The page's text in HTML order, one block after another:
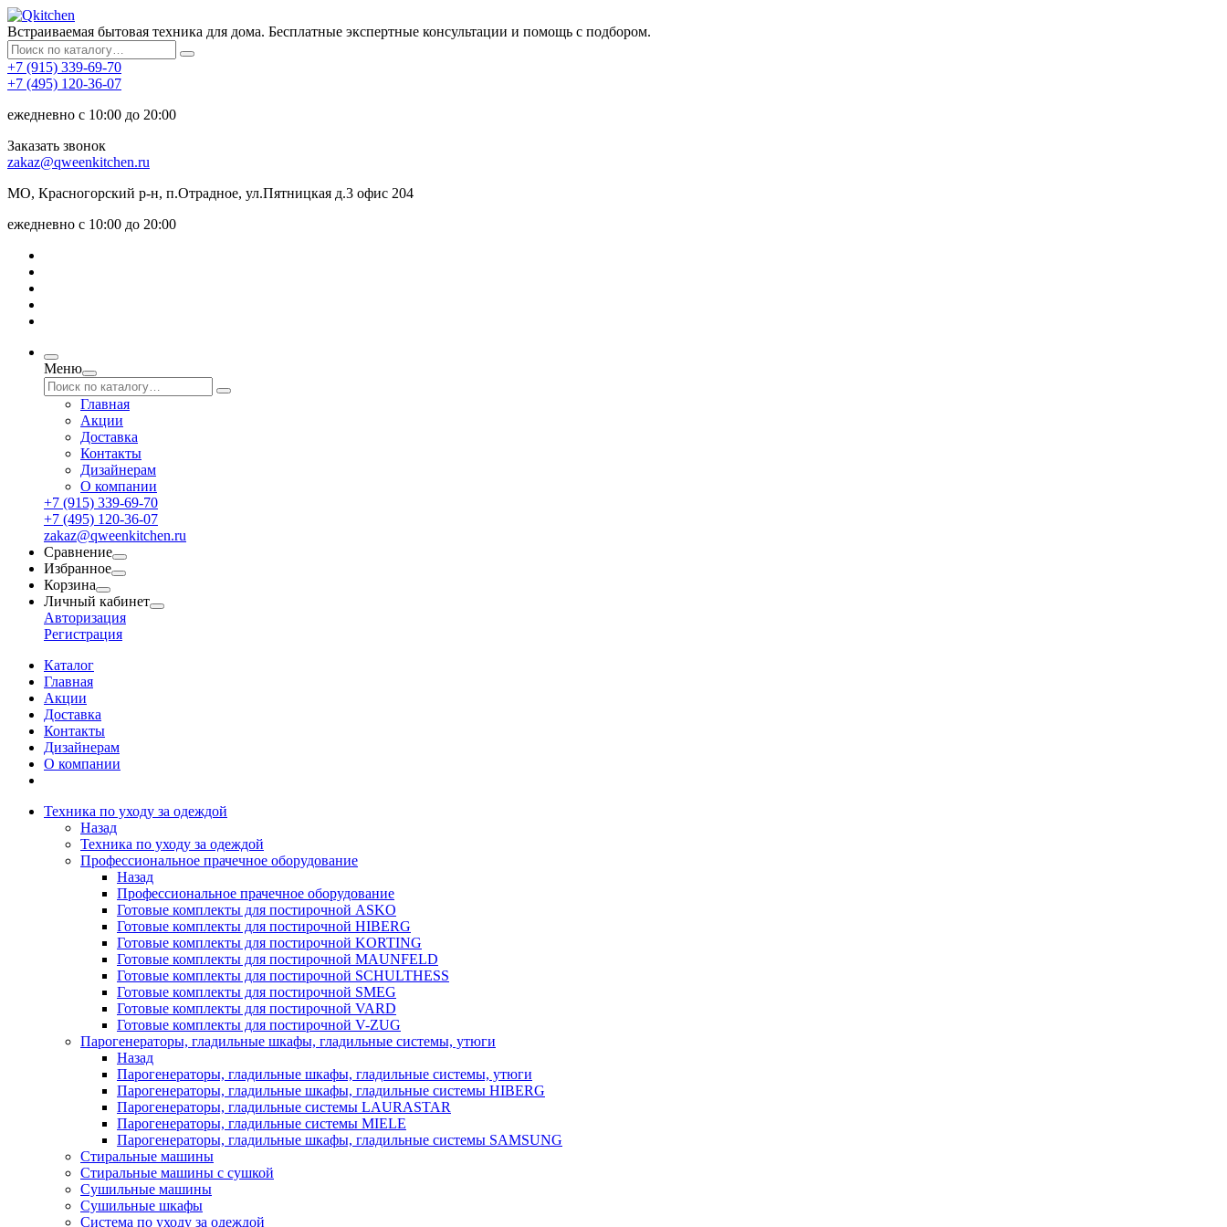
Встраиваемая бытовая техника для дома. Бесплатные экспертные консультации и помощь с подбором.
+7 (915) 339-69-70
+7 (495) 120-36-07
ежедневно с 10:00 до 20:00
Заказать звонок
zakaz@qweenkitchen.ru
МО, Красногорский р-н, п.Отрадное, ул.Пятницкая д.3 офис 204
ежедневно с 10:00 до 20:00
Меню
Главная
Акции
Доставка
Контакты
Дизайнерам
О компании
+7 (915) 339-69-70
+7 (495) 120-36-07
zakaz@qweenkitchen.ru
Сравнение
Избранное
Корзина
Личный кабинет
Авторизация
Регистрация
Каталог
Главная
Акции
Доставка
Контакты
Дизайнерам
О компании
Техника по уходу за одеждой
Назад
Техника по уходу за одеждой
Профессиональное прачечное оборудование
Назад
Профессиональное прачечное оборудование
Готовые комплекты для постирочной ASKO
Готовые комплекты для постирочной HIBERG
Готовые комплекты для постирочной KORTING
Готовые комплекты для постирочной MAUNFELD
Готовые комплекты для постирочной SCHULTHESS
Готовые комплекты для постирочной SMEG
Готовые комплекты для постирочной VARD
Готовые комплекты для постирочной V-ZUG
Парогенераторы, гладильные шкафы, гладильные системы, утюги
Назад
Парогенераторы, гладильные шкафы, гладильные системы, утюги
Парогенераторы, гладильные шкафы, гладильные системы HIBERG
Парогенераторы, гладильные системы LAURASTAR
Парогенераторы, гладильные системы MIELE
Парогенераторы, гладильные шкафы, гладильные системы SAMSUNG
Стиральные машины
Стиральные машины с сушкой
Сушильные машины
Сушильные шкафы
Система по уходу за одеждой